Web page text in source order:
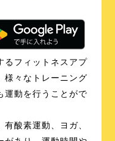
るフィットネスアプ
様々なトレーニング
運動を行うことがで
酸素運動、ヨガ、